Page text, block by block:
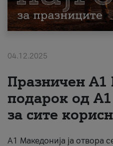
Поддршка
Надополни кредит
За нас
#ПодобарОнлајн
04.12.2025
Празничен A1
подарок од
за сите
А1 Македонија ја отвора